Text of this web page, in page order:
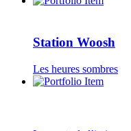
Station Woosh
Les heures sombres